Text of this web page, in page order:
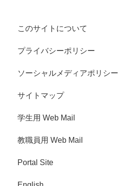
このサイトについて
プライバシーポリシー
ソーシャルメディアポリシー
サイトマップ
学生用 Web Mail
教職員用 Web Mail
Portal Site